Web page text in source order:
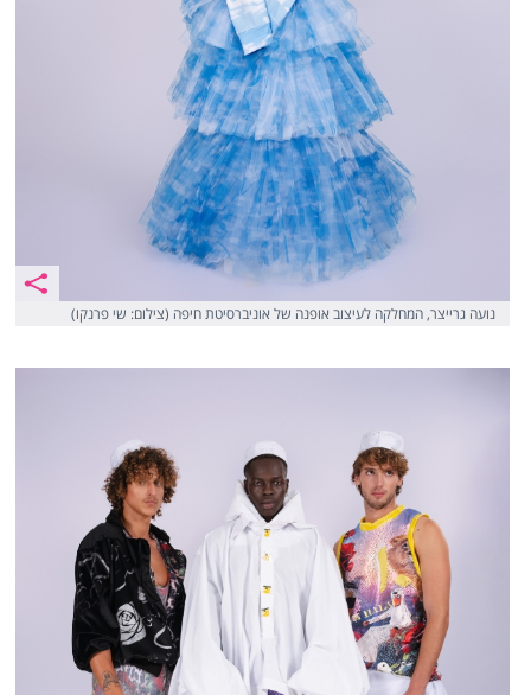
נועה גרייצר, המחלקה לעיצוב אופנה של אוניברסיטת חיפה (צילום: שי פרנקו)